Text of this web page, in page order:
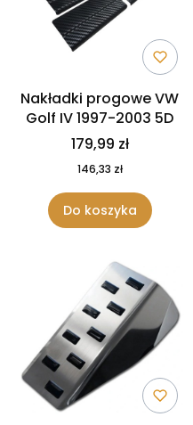
Nakładki progowe VW
Golf IV 1997-2003 5D
179,99 zł
146,33 zł
Do koszyka